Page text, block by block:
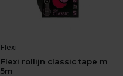
Flexi
Flexi rollijn classic tape m
5m